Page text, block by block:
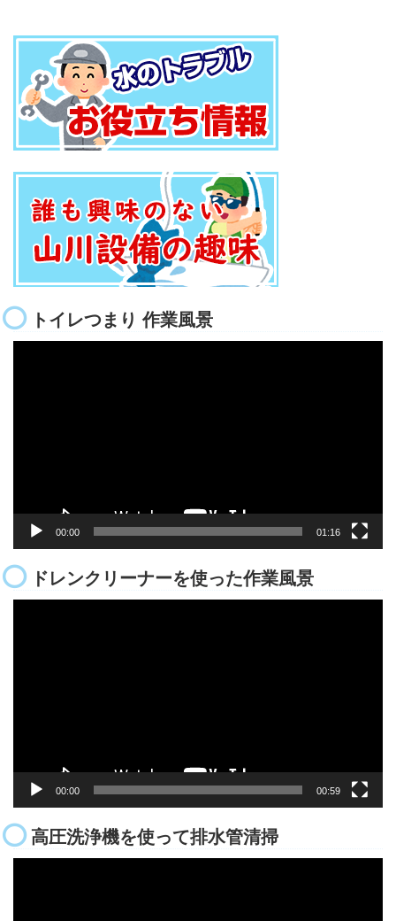
トイレつまり 作業風景
00:00 01:16
ドレンクリーナーを使った作業風景
00:00 00:59
高圧洗浄機を使って排水管清掃